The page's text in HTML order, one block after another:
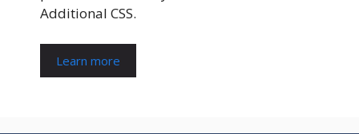
Additional CSS.
Learn more